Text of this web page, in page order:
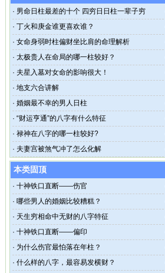
· 男命日柱最差的十个 四穷日日柱一辈子穷
· 丁火和庚金谁更喜欢谁？
· 女命身弱时柱偏财坐比肩的命理解析
· 太极贵人在命局的哪一柱较好？
· 夫星入墓对女命的影响很大！
· 地支六合讲解
· 婚姻最不幸的男人日柱
· “财运亨通”的八字有什么特征
· 禄神在八字的哪一柱较好?
· 夫妻宫被煞气冲了怎么化解
本类固顶
· 十神铁口直断——伤官
· 哪些男人的婚姻比较糟糕？
· 天生穷相命中无财的八字特征
· 十神铁口直断——偏印
· 为什么伤官最怕落在年柱？
· 什么样的八字，最容易发横财？